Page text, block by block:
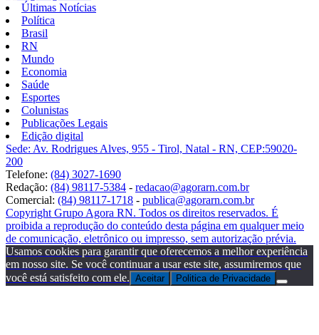
Últimas Notícias
Política
Brasil
RN
Mundo
Economia
Saúde
Esportes
Colunistas
Publicações Legais
Edição digital
Sede: Av. Rodrigues Alves, 955 - Tirol, Natal - RN, CEP:59020-
200
Telefone: (84) 3027-1690
Redação: (84) 98117-5384 - redacao@agorarn.com.br
Comercial: (84) 98117-1718 - publica@agorarn.com.br
Copyright Grupo Agora RN. Todos os direitos reservados. É
proibida a reprodução do conteúdo desta página em qualquer meio
de comunicação, eletrônico ou impresso, sem autorização prévia.
Usamos cookies para garantir que oferecemos a melhor experiência
em nosso site. Se você continuar a usar este site, assumiremos que
você está satisfeito com ele. Aceitar Politica de Privacidade